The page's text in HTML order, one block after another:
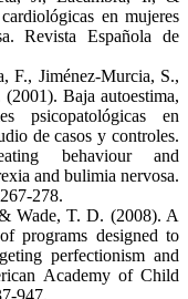
en mujeres
Revista Española de
F., Jiménez-Murcia, S.,
Baja autoestima,
psicopatológicas en
de casos y controles.
behaviour and
and bulimia nervosa.
278.
Wade, T. D. (2008). A
programs designed to
perfectionism and
Academy of Child